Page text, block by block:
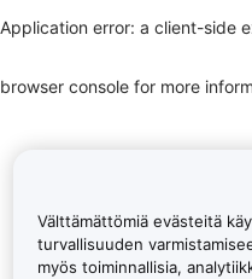
Application error: a client-side
browser console for more
Välttämättömiä evästeitä
turvallisuuden
myös toiminnallisia,